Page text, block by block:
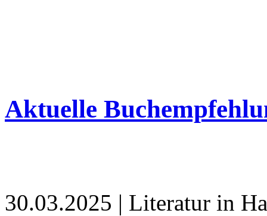
Aktuelle
30.03.2025 | Literatur in